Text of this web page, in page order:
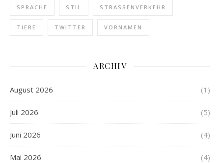
SPRACHE STIL STRASSENVERKEHR
TIERE TWITTER VORNAMEN
ARCHIV
August 2026 (1)
Juli 2026 (5)
Juni 2026 (4)
Mai 2026 (4)